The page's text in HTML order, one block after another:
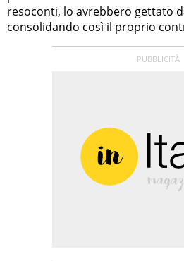
resoconti, lo avrebbero gettato
consolidando così il proprio